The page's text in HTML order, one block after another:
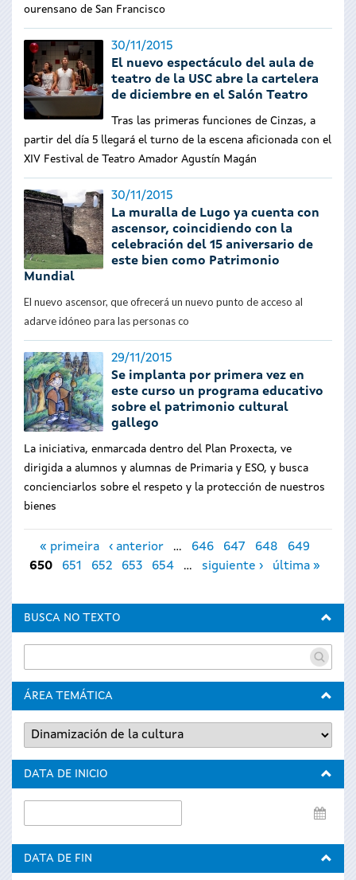
ourensano de San Francisco
30/11/2015
El nuevo espectáculo del aula de
teatro de la USC abre la cartelera
de diciembre en el Salón Teatro
Tras las primeras funciones de Cinzas, a
partir del día 5 llegará el turno de la escena aficionada con el
XIV Festival de Teatro Amador Agustín Magán
30/11/2015
La muralla de Lugo ya cuenta con
ascensor, coincidiendo con la
celebración del 15 aniversario de
este bien como Patrimonio
Mundial
El nuevo ascensor, que ofrecerá un nuevo punto de acceso al
adarve idóneo para las personas co
29/11/2015
Se implanta por primera vez en
este curso un programa educativo
sobre el patrimonio cultural
gallego
La iniciativa, enmarcada dentro del Plan Proxecta, ve
dirigida a alumnos y alumnas de Primaria y ESO, y busca
concienciarlos sobre el respeto y la protección de nuestros
bienes
Páginas
« primeira ‹ anterior … 646 647 648
649
650
651 652 653 654 … siguiente › última »
BUSCA NO TEXTO
ÁREA TEMÁTICA
DATA DE INICIO
de
DATA DE FIN